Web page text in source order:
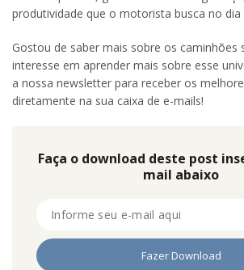
produtividade que o motorista busca no dia
Gostou de saber mais sobre os caminhões
interesse em aprender mais sobre esse
a nossa newsletter para receber os
diretamente na sua caixa de e-mails!
Faça o download deste post
mail abaixo